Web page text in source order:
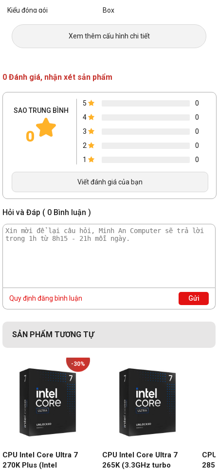
Kiểu đóng gói Box
Xem thêm cấu hình chi tiết
0 Đánh giá, nhận xét sản phẩm
SAO TRUNG BÌNH
0
5
0
4
0
3
0
2
0
1
0
Viết đánh giá của bạn
Hỏi và Đáp ( 0 Bình luận )
Quy định đăng bình luận Gửi
SẢN PHẨM TƯƠNG TỰ
-30%
CPU Intel Core Ultra 7
270K Plus (Intel
CPU Intel Core Ultra 7
265K (3.3GHz turbo